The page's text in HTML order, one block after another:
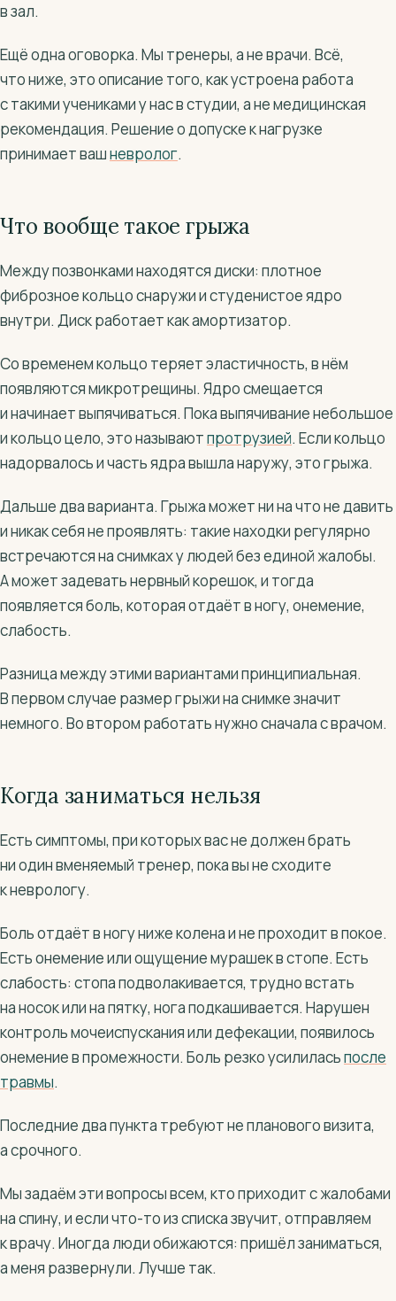
в зал.
Ещё одна оговорка. Мы тренеры, а не врачи. Всё,
что ниже, это описание того, как устроена работа
с такими учениками у нас в студии, а не медицинская
рекомендация. Решение о допуске к нагрузке
принимает вашневролог.
Что вообще такое грыжа
Между позвонками находятся диски: плотное
фиброзное кольцо снаружи и студенистое ядро
внутри. Диск работает как амортизатор.
Со временем кольцо теряет эластичность, в нём
появляются микротрещины. Ядро смещается
и начинает выпячиваться. Пока выпячивание небольшое
и кольцо цело, это называютпротрузией. Если кольцо
надорвалось и часть ядра вышла наружу, это грыжа.
Дальше два варианта. Грыжа может ни на что не давить
и никак себя не проявлять: такие находки регулярно
встречаются на снимках у людей без единой жалобы.
А может задевать нервный корешок, и тогда
появляется боль, которая отдаёт в ногу, онемение,
слабость.
Разница между этими вариантами принципиальная.
В первом случае размер грыжи на снимке значит
немного. Во втором работать нужно сначала с врачом.
Когда заниматься нельзя
Есть симптомы, при которых вас не должен брать
ни один вменяемый тренер, пока вы не сходите
к неврологу.
Боль отдаёт в ногу ниже колена и не проходит в покое.
Есть онемение или ощущение мурашек в стопе. Есть
слабость: стопа подволакивается, трудно встать
на носок или на пятку, нога подкашивается. Нарушен
контроль мочеиспускания или дефекации, появилось
онемение в промежности. Боль резко усилиласьпосле
травмы.
Последние два пункта требуют не планового визита,
а срочного.
Мы задаём эти вопросы всем, кто приходит с жалобами
на спину, и если что-то из списка звучит, отправляем
к врачу. Иногда люди обижаются: пришёл заниматься,
а меня развернули. Лучше так.